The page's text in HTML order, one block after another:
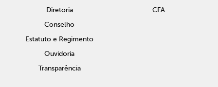
Diretoria
Conselho
Estatuto e Regimento
Ouvidoria
Transparência
CFA